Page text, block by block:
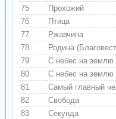
75
Прохожий
76
Птица
77
Ржавчина
78
Родина
79
С небес на землю
80
С небес на землю
81
Самый главный
82
Свобода
83
Секунда